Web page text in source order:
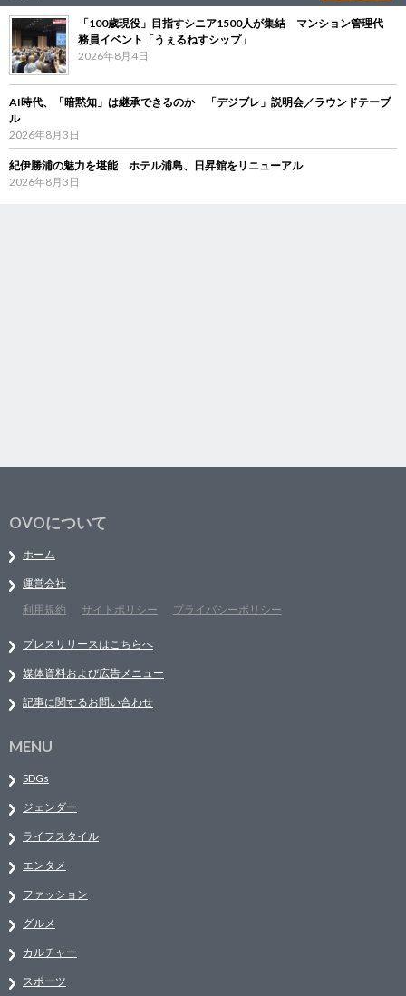
「100歳現役」目指すシニア1500人が集結 マンション管理代
務員イベント「うぇるねすシップ」
2026年8月4日
AI時代、「暗黙知」は継承できるのか 「デジブレ」説明会／ラウンドテーブ
ル
2026年8月3日
紀伊勝浦の魅力を堪能 ホテル浦島、日昇館をリニューアル
2026年8月3日
OVOについて
ホーム
運営会社
利用規約
サイトポリシー プライバシーポリシー
プレスリリースはこちらへ
媒体資料および広告メニュー
記事に関するお問い合わせ
MENU
SDGs
ジェンダー
ライフスタイル
エンタメ
ファッション
グルメ
カルチャー
スポーツ